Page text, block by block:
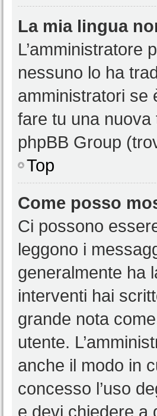
La mia lingua
L’amministratore
nessuno lo ha
amministratori se
fare tu una
phpBB Group
Top
Come posso
Ci possono
leggono i
generalmente ha
interventi hai
grande nota
utente.
anche il modo in
concesso l’uso
e devi chiedere a